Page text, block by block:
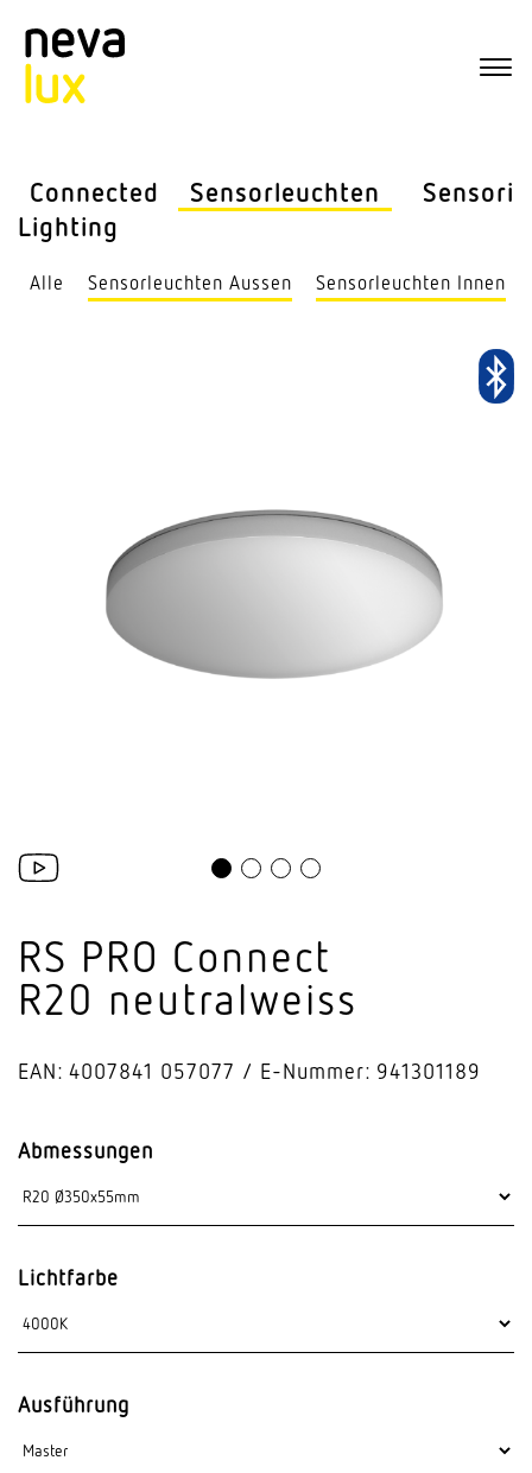
Connected
Lighting
Sensor­leuchten Sensorik
Alle Sensor­leuchten Aussen Sensor­leuchten Innen
RS PRO Connect
R20 neutralweiss
EAN: 4007841 057077 E-Nummer: 941301189
Abmessungen
Lichtfarbe
Ausführung